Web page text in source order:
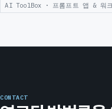
AI ToolBox · 프롬프트 앱 & 워
CONTACT